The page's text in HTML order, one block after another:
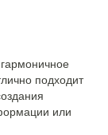
подходит
или